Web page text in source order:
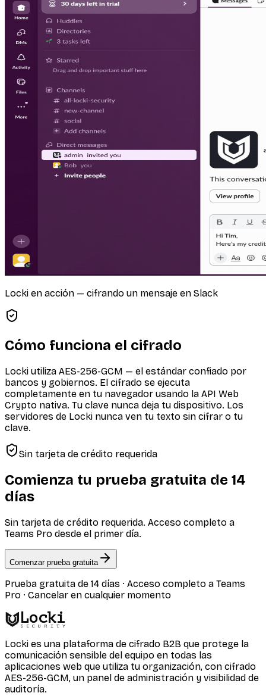
Locki en acción — cifrando un mensaje en Slack
Cómo funciona el cifrado
Locki utiliza AES-256-GCM — el estándar confiado por
bancos y gobiernos. El cifrado se ejecuta
completamente en tu navegador usando la API Web
Crypto nativa. Tu clave nunca deja tu dispositivo. Los
servidores de Locki nunca ven tu texto sin cifrar o tu
clave.
Sin tarjeta de crédito requerida
Comienza tu prueba gratuita de 14
días
Sin tarjeta de crédito requerida. Acceso completo a
Teams Pro desde el primer día.
Comenzar prueba gratuita
Prueba gratuita de 14 días · Acceso completo a Teams
Pro · Cancelar en cualquier momento
Locki
SECURITY
Locki es una plataforma de cifrado B2B que protege la
comunicación sensible del equipo en todas las
aplicaciones web que utiliza tu organización, con cifrado
AES-256-GCM, un panel de administración y visibilidad de
auditoría.